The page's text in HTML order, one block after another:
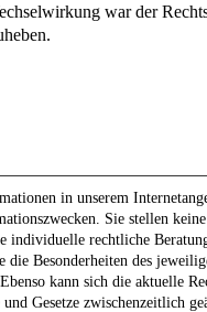
war der
in unserem
Sie stellen
individuelle rechtliche
die Besonderheiten des
kann sich die aktuelle
Gesetze zwischenzeitlich